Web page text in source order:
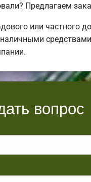
Предлагаем
или частного
вопрос